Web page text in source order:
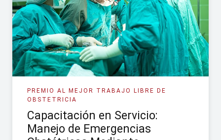
PREMIO AL MEJOR TRABAJO LIBRE DE
OBSTETRICIA
Capacitación en Servicio:
Manejo de Emergencias